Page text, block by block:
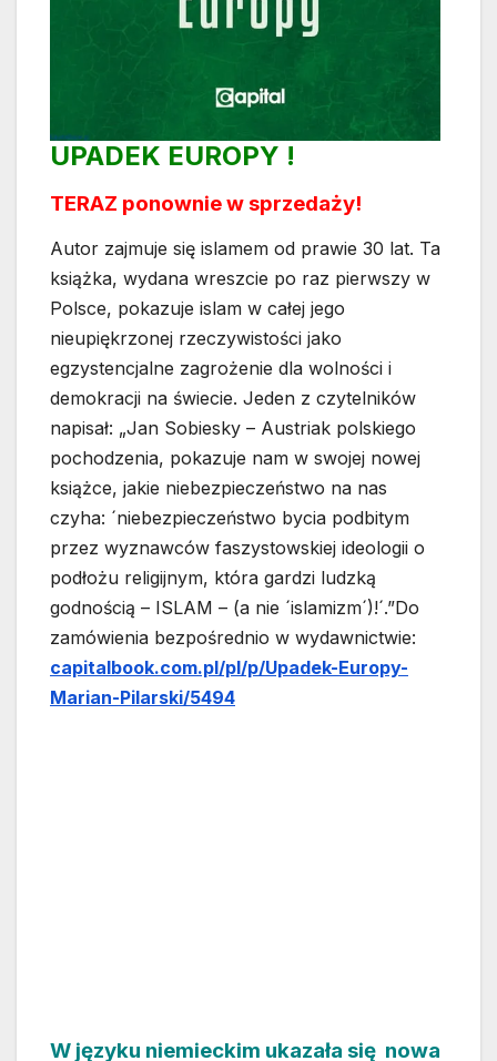
UPADEK EUROPY !
TERAZ ponownie w sprzedaży!
Autor zajmuje się islamem od prawie 30 lat. Ta
książka, wydana wreszcie po raz pierwszy w
Polsce, pokazuje islam w całej jego
nieupiękrzonej rzeczywistości jako
egzystencjalne zagrożenie dla wolności i
demokracji na świecie. Jeden z czytelników
napisał: „Jan Sobiesky – Austriak polskiego
pochodzenia, pokazuje nam w swojej nowej
książce, jakie niebezpieczeństwo na nas
czyha: ´niebezpieczeństwo bycia podbitym
przez wyznawców faszystowskiej ideologii o
podłożu religijnym, która gardzi ludzką
godnością – ISLAM – (a nie ´islamizm´)!´.”Do
zamówienia bezpośrednio w wydawnictwie:
capitalbook.com.pl/pl/p/Upadek-Europy-
Marian-Pilarski/5494
W języku niemieckim ukazała się nowa